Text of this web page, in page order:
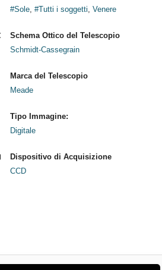
#Sole, #Tutti i soggetti, Venere
Schema Ottico del Telescopio
Schmidt-Cassegrain
Marca del Telescopio
Meade
Tipo Immagine:
Digitale
Dispositivo di Acquisizione
CCD